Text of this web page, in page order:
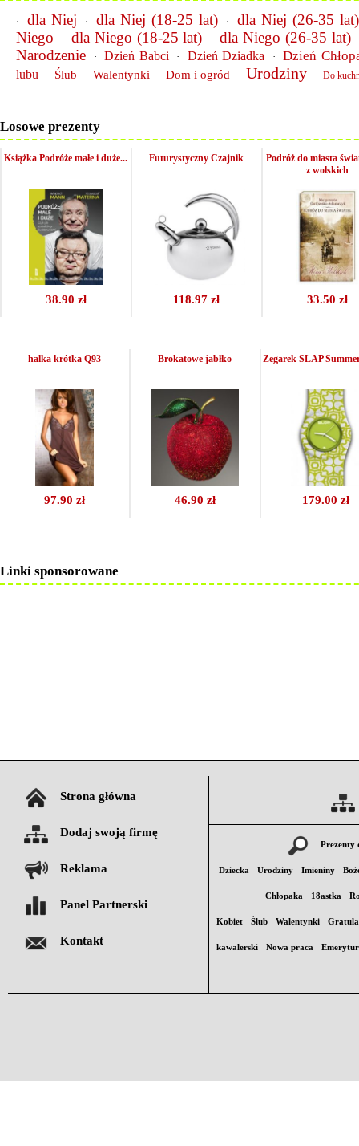
· dla Niej · dla Niej (18-25 lat) ·
dla Niej (26-35 lat)
Niego
· dla Niego (18-25 lat) · dla Niego (26-35 lat)
Narodzenie · Dzień Babci · Dzień Dziadka · Dzień
lubu · Ślub · Walentynki · Dom i ogród · Urodziny · Do
Losowe prezenty
38.90 zł
Książka Podróże małe i duże...
118.97 zł
Futurystyczny Czajnik
33.50 zł
Podróż do miasta
z wolskich
97.90 zł
halka krótka Q93
46.90 zł
Brokatowe jabłko
179.00 zł
Zegarek SLAP
Linki sponsorowane
Strona główna
Dodaj swoją firmę
Reklama
Panel Partnerski
Kontakt
Prezenty
Dziecka Urodziny Imieniny
Chłopaka 18astka
Kobiet Ślub Walentynki
kawalerski Nowa praca